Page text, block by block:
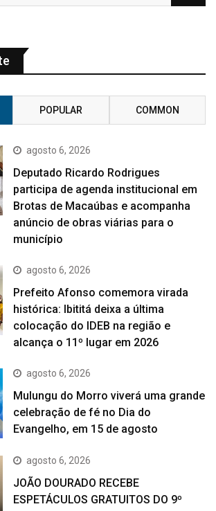
POPULAR COMMON
agosto 6, 2026
Deputado Ricardo Rodrigues
participa de agenda institucional em
Brotas de Macaúbas e acompanha
anúncio de obras viárias para o
município
agosto 6, 2026
Prefeito Afonso comemora virada
histórica: Ibititá deixa a última
colocação do IDEB na região e
alcança o 11º lugar em 2026
agosto 6, 2026
Mulungu do Morro viverá uma grande
celebração de fé no Dia do
Evangelho, em 15 de agosto
agosto 6, 2026
JOÃO DOURADO RECEBE
ESPETÁCULOS GRATUITOS DO 9º